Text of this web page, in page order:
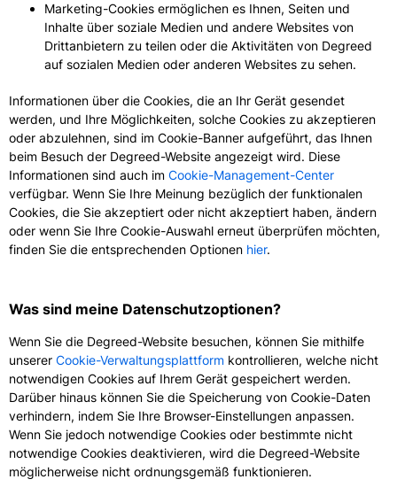
Marketing-Cookies ermöglichen es Ihnen, Seiten und
Inhalte über soziale Medien und andere Websites von
Drittanbietern zu teilen oder die Aktivitäten von Degreed
auf sozialen Medien oder anderen Websites zu sehen.
Informationen über die Cookies, die an Ihr Gerät gesendet
werden, und Ihre Möglichkeiten, solche Cookies zu akzeptieren
oder abzulehnen, sind im Cookie-Banner aufgeführt, das Ihnen
beim Besuch der Degreed-Website angezeigt wird. Diese
Informationen sind auch im Cookie-Management-Center
verfügbar. Wenn Sie Ihre Meinung bezüglich der funktionalen
Cookies, die Sie akzeptiert oder nicht akzeptiert haben, ändern
oder wenn Sie Ihre Cookie-Auswahl erneut überprüfen möchten,
finden Sie die entsprechenden Optionen hier.
Was sind meine Datenschutzoptionen?
Wenn Sie die Degreed-Website besuchen, können Sie mithilfe
unserer Cookie-Verwaltungsplattform kontrollieren, welche nicht
notwendigen Cookies auf Ihrem Gerät gespeichert werden.
Darüber hinaus können Sie die Speicherung von Cookie-Daten
verhindern, indem Sie Ihre Browser-Einstellungen anpassen.
Wenn Sie jedoch notwendige Cookies oder bestimmte nicht
notwendige Cookies deaktivieren, wird die Degreed-Website
möglicherweise nicht ordnungsgemäß funktionieren.